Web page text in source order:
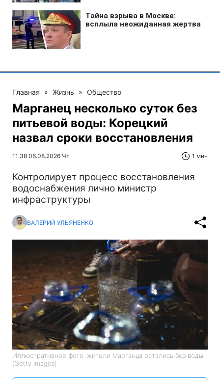
Главная » Жизнь » Общество
Марганец несколько суток без
питьевой воды: Корецкий
назвал сроки восстановления
11:38 06.08.2026 Чт 1 мин
Контролирует процесс восстановления
водоснабжения лично министр
инфраструктуры
ВАЛЕРИЙ УЛЬЯНЕНКО
Иллюстративное фото: жители Марганца остались без воды
(Getty Images)